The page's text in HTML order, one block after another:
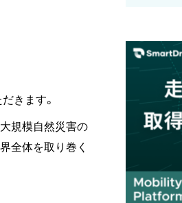
きます。
規模自然災害の
全体を取り巻く